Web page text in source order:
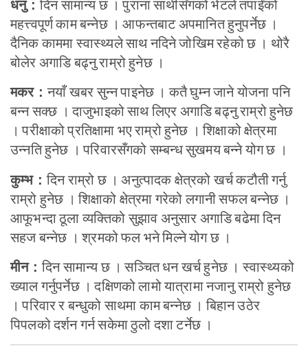
धनु :दिन सामान्य छ । पुराना साथीसँगको भेटले तपाईंको
महत्त्वपूर्ण काम बन्नेछ । आफन्तबाट अपमानित हुनुपर्नेछ ।
दैनिक काममा स्वास्थ्यले साथ नदिने जोखिम रहेको छ । थोरै
बोलेर अगाडि बढ्नु राम्रो हुनेछ ।
मकर :नयाँ खबर सुन्न पाइनेछ । कतै घुम्न जाने योजना पनि
बन्न सक्छ । दाजुभाइको साथ लिएर अगाडि बढ्नु राम्रो हुनेछ
। परीक्षाको प्रतिक्षामा भए राम्रो हुनेछ । शिक्षाको क्षेत्रमा
उन्नति हुनेछ । परिवारसँगको सम्बन्ध सुखमय बन्ने योग छ ।
कुम्भ :दिन राम्रो छ । अनुत्पादक क्षेत्रको खर्च कटौती गर्नु
राम्रो हुनेछ । शिक्षाको क्षेत्रमा गरेको लगानी सफल बन्नेछ ।
आफूभन्दा ठूला व्यक्तिको सुझाव अनुसार अगाडि बढेमा दिन
सहज बन्नेछ । श्रमको फल भने मिल्ने योग छ ।
मीन :दिन सामान्य छ । सञ्चित धन खर्च हुनेछ । स्वास्थ्यको
ख्याल गर्नुपर्नेछ । दक्षिणको लामो यात्रामा नजानु राम्रो हुनेछ
। परिवार र बन्धुको साथमा काम बन्नेछ । बिहान उठेर
पिपलको दर्शन गर्न सकेमा ठुलो दशा टर्नेछ ।